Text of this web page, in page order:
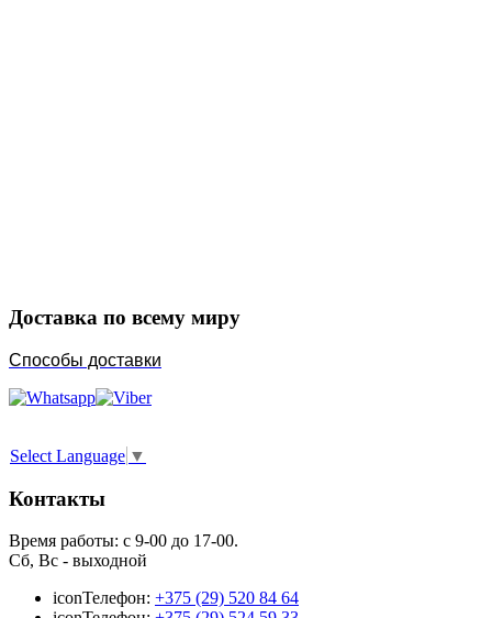
Доставка по всему миру
Способы доставки
Select Language ▼
Контакты
Время работы: с 9-00 до 17-00.
Сб, Вс - выходной
iconТелефон: +375 (29) 520 84 64